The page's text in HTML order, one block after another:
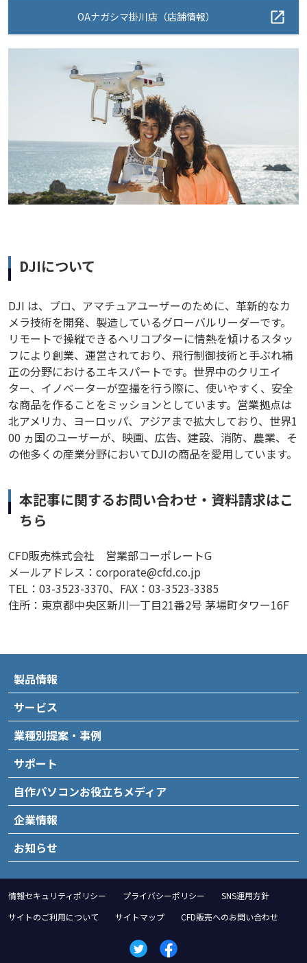
OAナガシマ掛川店（店舗情報）
DJIについて
DJI は、プロ、アマチュアユーザーのために、革新的なカ
メラ技術を開発、製造しているグローバルリーダーです。
リモートで操縦できるヘリコプターに情熱を傾けるスタッ
フにより創業、運営されており、飛行制御技術と手ぶれ補
正の分野におけるエキスパートです。世界中のクリエイ
ター、イノベーターが空撮を行う際に、使いやすく、安全
な商品を作ることをミッションとしています。営業拠点は
北アメリカ、ヨーロッパ、アジアまで拡大しており、世界1
00 ヵ国のユーザーが、映画、広告、建設、消防、農業、そ
の他多くの産業分野においてDJIの商品を愛用しています。
本記事に関するお問い合わせ・資料請求はこ
ちら
CFD販売株式会社 営業部コーポレートG
メールアドレス：corporate@cfd.co.jp
TEL：03-3523-3370、FAX：03-3523-3385
住所：東京都中央区新川一丁目21番2号 茅場町タワー16F
製品情報
サービス
業種別提案・事例
サポート
自作パソコンお役立ちメディア
企業情報
お知らせ
情報セキュリティポリシー プライバシーポリシー
SNS運用方針
サイトのご利用について
サイトマップ CFD販売へのお問い合わせ